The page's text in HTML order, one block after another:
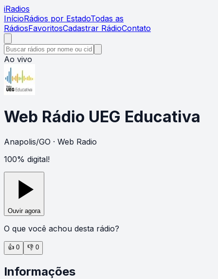
iRadios
InícioRádios por EstadoTodas as
RádiosFavoritosCadastrar RádioContato
Ao vivo
Web Rádio UEG Educativa
Anapolis/GO · Web Radio
100% digital!
Ouvir agora
O que você achou desta rádio?
👍 0 👎 0
Informações